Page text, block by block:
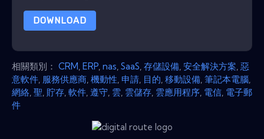
DOWNLOAD
相關類別： CRM ERP nas SaaS 存儲設備 安全解決方案 惡
意軟件 服務供應商 機動性 申請 目的 移動設備 筆記本電腦
網絡 聖 貯存 軟件 遵守 雲 雲儲存 雲應用程序 電信 電子郵
件